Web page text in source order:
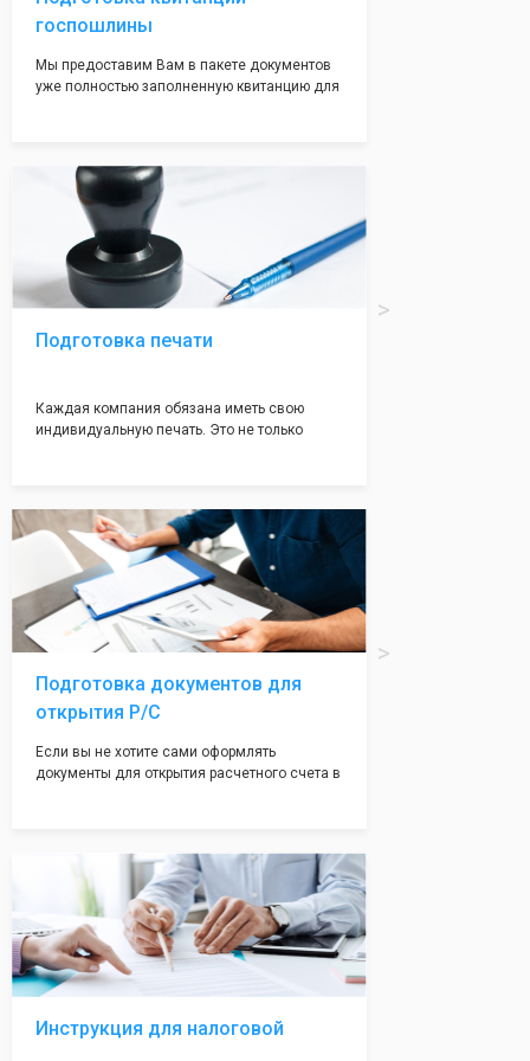
госпошлины
Мы предоставим Вам в пакете документов
уже полностью заполненную квитанцию для
посредственно в налоговой инспекции при
подаче документов на регистрацию.
Подготовка печати
Каждая компания обязана иметь свою
индивидуальную печать. Это не только
вам поможем с помощью изготовления
печати по индивидуальному эскизу, который
Вы выберете сами из нашего каталога.
Подготовка документов для
открытия Р/С
Если вы не хотите сами оформлять
документы для открытия расчетного счета в
открытия счета, с минимальным затратом
вашего времени и сил!
Инструкция для налоговой